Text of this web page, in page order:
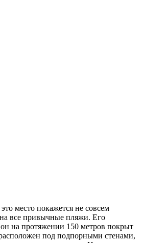
место покажется не совсем
все привычные пляжи. Его
на протяжении 150 метров покрыт
под подпорными стенами,